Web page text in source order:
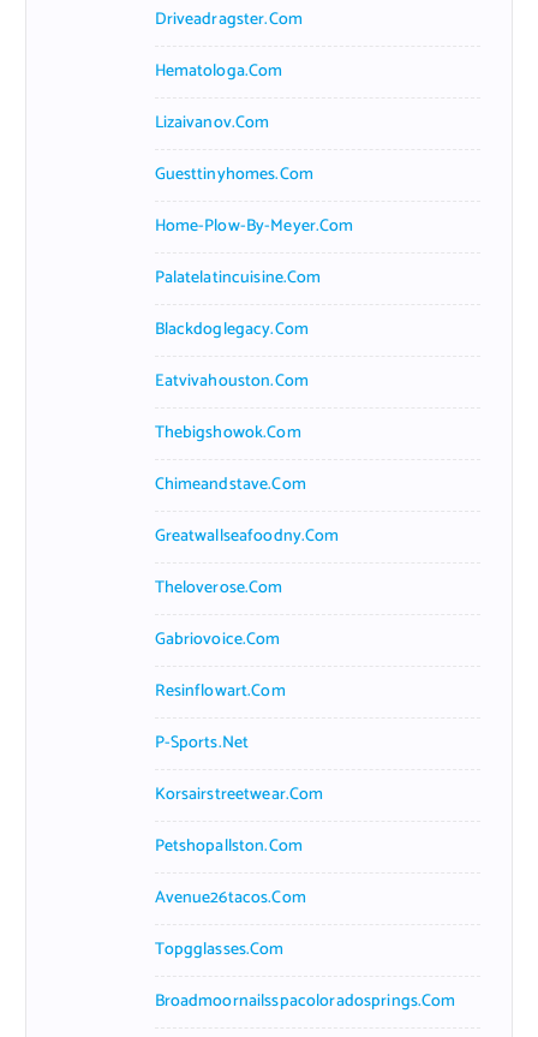
Driveadragster.com
Hematologa.com
Lizaivanov.com
Guesttinyhomes.com
Home-Plow-By-Meyer.com
Palatelatincuisine.com
Blackdoglegacy.com
Eatvivahouston.com
Thebigshowok.com
Chimeandstave.com
Greatwallseafoodny.com
Theloverose.com
Gabriovoice.com
Resinflowart.com
P-Sports.net
Korsairstreetwear.com
Petshopallston.com
Avenue26tacos.com
Topgglasses.com
Broadmoornailsspacoloradosprings.com